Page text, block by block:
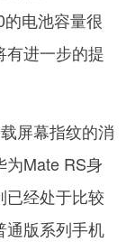
电池容量很
有进一步的提
屏幕指纹的消
为Mate RS身
已经处于比较
通版系列手机